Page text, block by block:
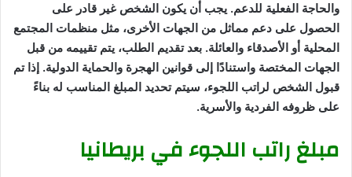
والحاجة الفعلية للدعم. يجب أن يكون الشخص غير قادر على
الحصول على دعم مماثل من الجهات الأخرى، مثل منظمات المجتمع
المحلية أو الأصدقاء والعائلة. بعد تقديم الطلب، يتم تقييمه من قبل
الجهات المختصة واستنادًا إلى قوانين الهجرة والحماية الدولية. إذا تم
قبول الشخص لراتب اللجوء، سيتم تحديد المبلغ المناسب له بناءً
على ظروفه الفردية والأسرية.
مبلغ راتب اللجوء في بريطانيا